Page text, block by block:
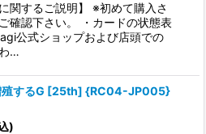
関するご説明】 ※初めて購入さ
確認下さい。 ・カードの状態表
公式ショップおよび店頭での
…
殖するG [25th] {RC04-JP005}
)